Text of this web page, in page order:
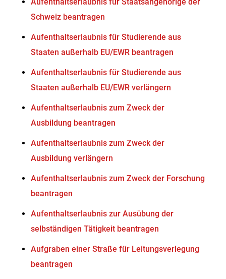
Schweiz beantragen
Aufenthaltserlaubnis für Studierende aus
Staaten außerhalb EU/EWR beantragen
Aufenthaltserlaubnis für Studierende aus
Staaten außerhalb EU/EWR verlängern
Aufenthaltserlaubnis zum Zweck der
Ausbildung beantragen
Aufenthaltserlaubnis zum Zweck der
Ausbildung verlängern
Aufenthaltserlaubnis zum Zweck der Forschung
beantragen
Aufenthaltserlaubnis zur Ausübung der
selbständigen Tätigkeit beantragen
Aufgraben einer Straße für Leitungsverlegung
beantragen